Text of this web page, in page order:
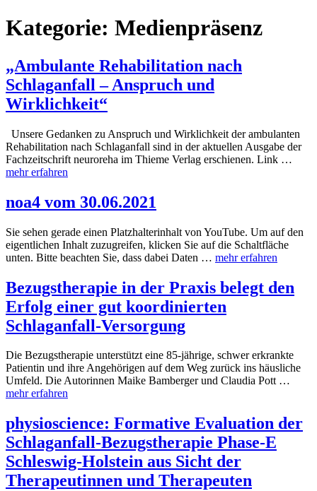
Kategorie: Medienpräsenz
„Ambulante Rehabilitation nach
Schlaganfall – Anspruch und
Wirklichkeit“
Unsere Gedanken zu Anspruch und Wirklichkeit der ambulanten
Rehabilitation nach Schlaganfall sind in der aktuellen Ausgabe der
Fachzeitschrift neuroreha im Thieme Verlag erschienen. Link …
mehr erfahren
noa4 vom 30.06.2021
Sie sehen gerade einen Platzhalterinhalt von YouTube. Um auf den
eigentlichen Inhalt zuzugreifen, klicken Sie auf die Schaltfläche
unten. Bitte beachten Sie, dass dabei Daten … mehr erfahren
Bezugstherapie in der Praxis belegt den
Erfolg einer gut koordinierten
Schlaganfall-Versorgung
Die Bezugstherapie unterstützt eine 85-jährige, schwer erkrankte
Patientin und ihre Angehörigen auf dem Weg zurück ins häusliche
Umfeld. Die Autorinnen Maike Bamberger und Claudia Pott …
mehr erfahren
physioscience: Formative Evaluation der
Schlaganfall-Bezugstherapie Phase-E
Schleswig-Holstein aus Sicht der
Therapeutinnen und Therapeuten